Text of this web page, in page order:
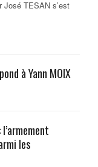
José TESAN s’est
à Yann MOIX
les